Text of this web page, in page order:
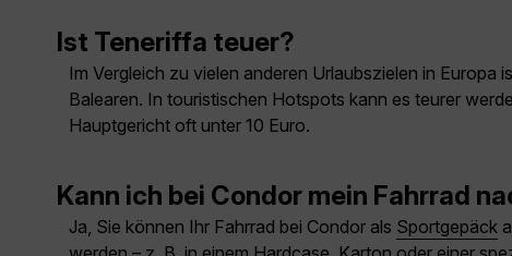
Ist Teneriffa teuer?
Im Vergleich zu vielen anderen Urlaubszielen in
Balearen. In touristischen Hotspots kann es teurer
Hauptgericht oft unter 10 Euro.
Kann ich bei Condor mein Fahrrad
Ja, Sie können Ihr Fahrrad bei Condor als Sportgepäck